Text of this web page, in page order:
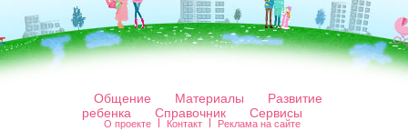
Общение Материалы
Развитие
ребенка
Справочник Сервисы
О проекте Контакт Реклама на сайте